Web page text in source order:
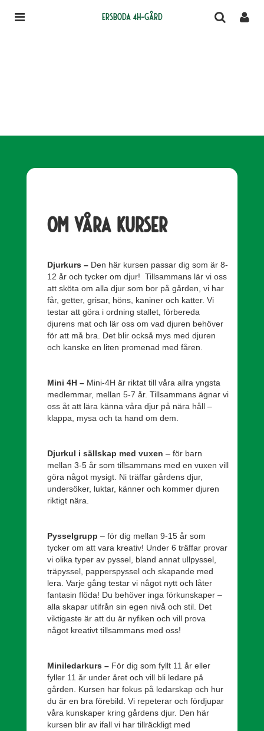
Ersboda 4H-gård
Om våra kurser
Djurkurs – Den här kursen passar dig som är 8-
12 år och tycker om djur! Tillsammans lär vi oss
att sköta om alla djur som bor på gården, vi har
får, getter, grisar, höns, kaniner och katter. Vi
testar att göra i ordning stallet, förbereda
djurens mat och lär oss om vad djuren behöver
för att må bra. Det blir också mys med djuren
och kanske en liten promenad med fåren.
Mini 4H – Mini-4H är riktat till våra allra yngsta
medlemmar, mellan 5-7 år. Tillsammans ägnar vi
oss åt att lära känna våra djur på nära håll –
klappa, mysa och ta hand om dem.
Djurkul i sällskap med vuxen – för barn
mellan 3-5 år som tillsammans med en vuxen vill
göra något mysigt. Ni träffar gårdens djur,
undersöker, luktar, känner och kommer djuren
riktigt nära.
Pysselgrupp – för dig mellan 9-15 år som
tycker om att vara kreativ! Under 6 träffar provar
vi olika typer av pyssel, bland annat ullpyssel,
träpyssel, papperspyssel och skapande med
lera. Varje gång testar vi något nytt och låter
fantasin flöda! Du behöver inga förkunskaper –
alla skapar utifrån sin egen nivå och stil. Det
viktigaste är att du är nyfiken och vill prova
något kreativt tillsammans med oss!
Miniledarkurs – För dig som fyllt 11 år eller
fyller 11 år under året och vill bli ledare på
gården. Kursen har fokus på ledarskap och hur
du är en bra förebild. Vi repeterar och fördjupar
våra kunskaper kring gårdens djur. Den här
kursen blir av ifall vi har tillräckligt med